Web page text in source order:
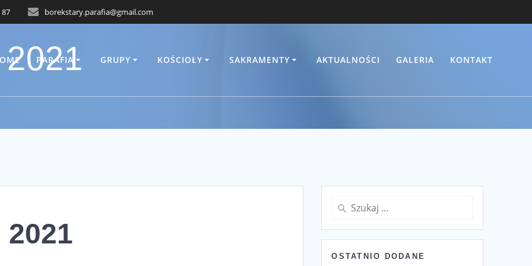
87 borekstary.parafia@gmail.com
PARAFIA GRUPY KOŚCIOŁY SAKRAMENTY AKTUALNOŚCI GALERIA KONTAKT
Szukaj:
OSTATNIO DODANE